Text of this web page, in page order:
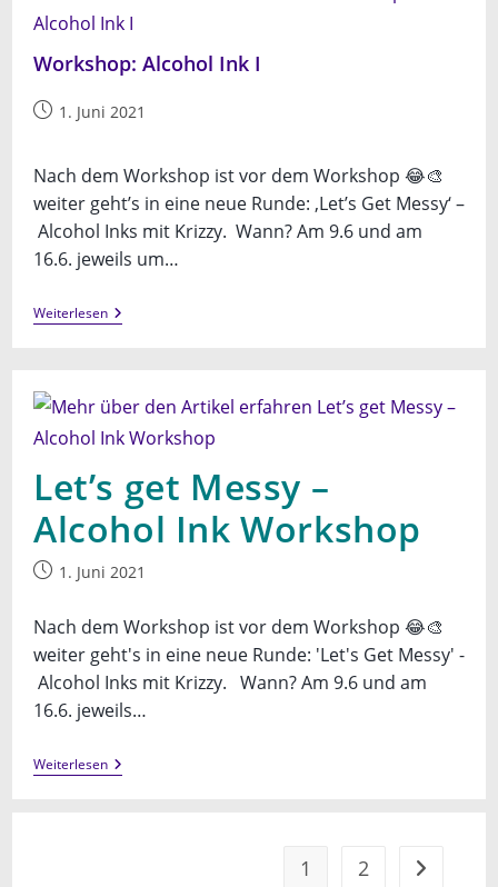
Workshop: Alcohol Ink I
Beitrag1. Juni 2021
Nach dem Workshop ist vor dem Workshop 😂🎨
weiter geht’s in eine neue Runde: ‚Let’s Get Messy‘ –
Alcohol Inks mit Krizzy. Wann? Am 9.6 und am
16.6. jeweils um…
WeiterlesenWorkshop:
Alcohol
Let’s get Messy –
Alcohol Ink Workshop
Beitrag1. Juni 2021
Nach dem Workshop ist vor dem Workshop 😂🎨
weiter geht's in eine neue Runde: 'Let's Get Messy' -
Alcohol Inks mit Krizzy. Wann? Am 9.6 und am
16.6. jeweils…
WeiterlesenLet’s
Get
1 2 Gehe zur